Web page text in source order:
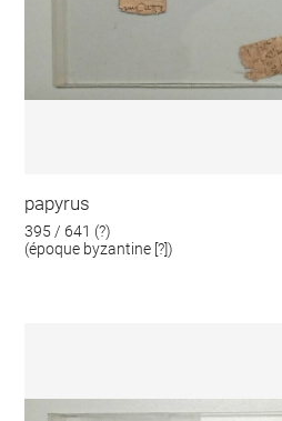
papyrus
395 / 641 (?)
(époque byzantine [?])